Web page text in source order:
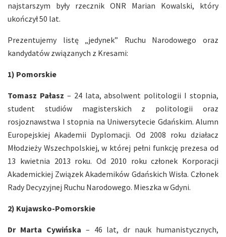
najstarszym były rzecznik ONR Marian Kowalski, który
ukończył 50 lat.
Prezentujemy listę „jedynek” Ruchu Narodowego oraz
kandydatów związanych z Kresami:
1) Pomorskie
Tomasz Pałasz – 24 lata, absolwent politologii I stopnia,
student studiów magisterskich z politologii oraz
rosjoznawstwa I stopnia na Uniwersytecie Gdańskim. Alumn
Europejskiej Akademii Dyplomacji. Od 2008 roku działacz
Młodzieży Wszechpolskiej, w której pełni funkcję prezesa od
13 kwietnia 2013 roku. Od 2010 roku członek Korporacji
Akademickiej Związek Akademików Gdańskich Wisła. Członek
Rady Decyzyjnej Ruchu Narodowego. Mieszka w Gdyni.
2) Kujawsko-Pomorskie
Dr Marta Cywińska – 46 lat, dr nauk humanistycznych,